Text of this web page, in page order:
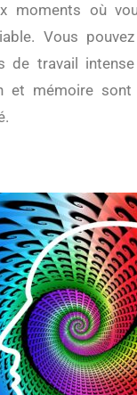
moments où
Vous
de travail
et mémoire